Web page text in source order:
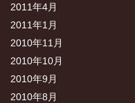
2011年4月
2011年1月
2010年11月
2010年10月
2010年9月
2010年8月